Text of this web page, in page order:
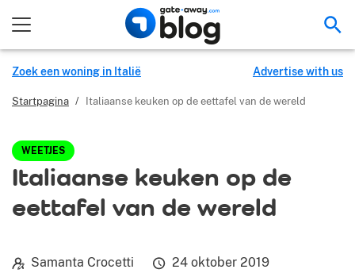
Zoek een woning in Italië Advertise with us
Startpagina / Italiaanse keuken op de eettafel van de wereld
WEETJES
Italiaanse keuken op de
eettafel van de wereld
Samanta Crocetti 24 oktober 2019